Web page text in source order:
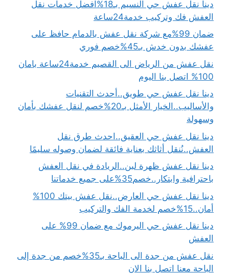
دينا نقل عفش حي النسيم بـ18%افضل خدمات نقل
العفش فك وتركيب خدمة24ساعة
ضمان 99%مع شركة نقل عفش بالدمام حافظ على
عفشك بدون خدش بـ45%خصم فوري
نقل عفش من الرياض الى القصيم خدمة24ساعة بامان
100% اتصل بنا اليوم
دينا نقل عفش حي طويق..أحدث التقنيات
والأساليب..الخيار الأمثل بـ20%خصم لنقل عفشك بأمان
وسهولة
دينا نقل عفش حي العقيق..احدث طرق نقل
العفش..نُنقل أثاثك بعناية فائقة لضمان وصوله سليمًا
دينا نقل عفش ظهرة لبن..الريادة في نقل العفش
باحترافية وابتكار..خصم35%على جميع خدماتنا
دينا نقل عفش حي العارض..نقل عفش بيتك 100%
أمان..15%خصم لخدمة الفك والتركيب
دينا نقل عفش حي اليرموك مع ضمان 99% على
العفش
نقل عفش من جدة الى الباحة بـ35%خصم من جدة إلى
الباحة معنا اتصل بنا الان